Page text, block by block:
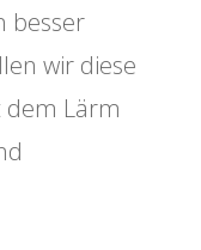
besser
wir diese
dem Lärm